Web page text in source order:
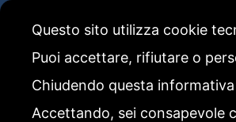
CODICE
Questo sito utilizza cookie
Puoi accettare, rifiutare o
Chiudendo questa
Accettando, sei consapevole